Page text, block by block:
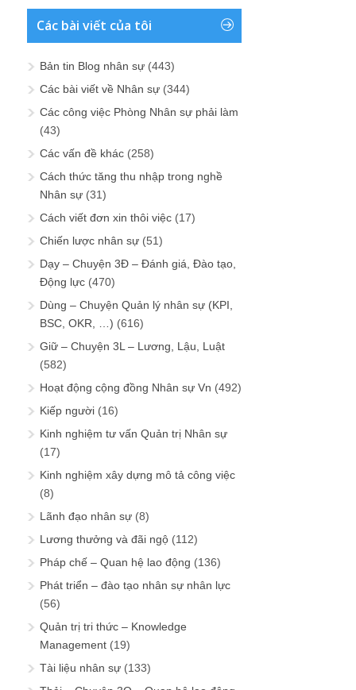
Các bài viết của tôi
Bản tin Blog nhân sự (443)
Các bài viết về Nhân sự (344)
Các công việc Phòng Nhân sự phải làm
(43)
Các vấn đề khác (258)
Cách thức tăng thu nhập trong nghề
Nhân sự (31)
Cách viết đơn xin thôi việc (17)
Chiến lược nhân sự (51)
Dạy – Chuyện 3Đ – Đánh giá, Đào tạo,
Động lực (470)
Dùng – Chuyện Quản lý nhân sự (KPI,
BSC, OKR, …) (616)
Giữ – Chuyện 3L – Lương, Lậu, Luật
(582)
Hoạt động cộng đồng Nhân sự Vn (492)
Kiếp người (16)
Kinh nghiệm tư vấn Quản trị Nhân sự
(17)
Kinh nghiệm xây dựng mô tả công việc
(8)
Lãnh đạo nhân sự (8)
Lương thưởng và đãi ngộ (112)
Pháp chế – Quan hệ lao động (136)
Phát triển – đào tạo nhân sự nhân lực
(56)
Quản trị tri thức – Knowledge
Management (19)
Tài liệu nhân sự (133)